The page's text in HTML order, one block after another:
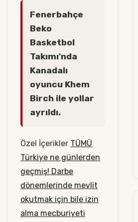
Fenerbahçe
Beko
Basketbol
Takımı'nda
Kanadalı
oyuncu Khem
Birch ile yollar
ayrıldı.
Özel İçerikler TÜMÜ
Türkiye ne günlerden
geçmiş! Darbe
dönemlerinde mevlit
okutmak için bile izin
alma mecburiyeti